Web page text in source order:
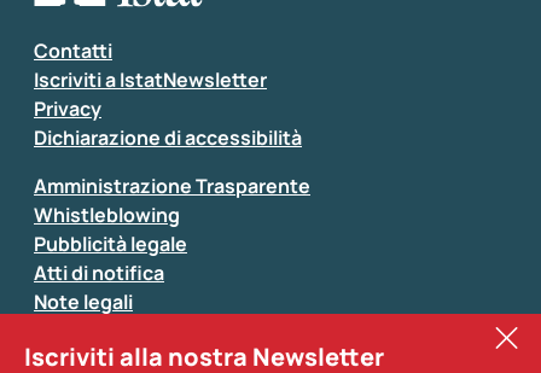
Inserisci il tuo commento
Contatti
Iscriviti a IstatNewsletter
Privacy
Dichiarazione di accessibilità
Amministrazione Trasparente
Whistleblowing
Pubblicità legale
Atti di notifica
Note legali
Sistan
Iscriviti alla nostra Newsletter